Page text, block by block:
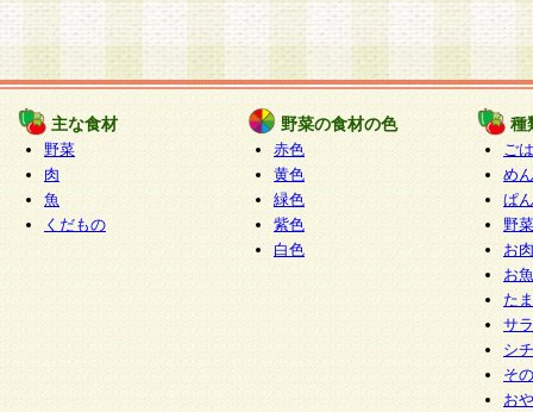
主な食材
野菜
肉
魚
くだもの
野菜の食材の色
赤色
黄色
緑色
紫色
白色
種
ご
めん
ぱん
野
お
お
た
サ
シ
そ
お